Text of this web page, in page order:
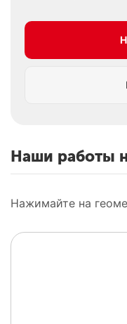
Наши работы
Нажимайте на